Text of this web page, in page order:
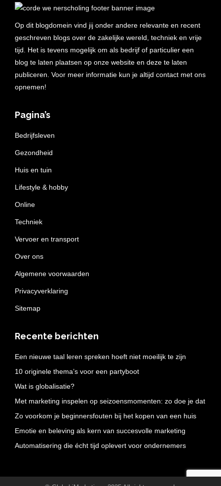
Op dit blogdomein vind jij onder andere relevante en recent
geschreven blogs over de zakelijke wereld, techniek en vrije
tijd. Het is tevens mogelijk om als bedrijf of particulier een
blog te laten plaatsen op onze website en deze te laten
publiceren. Voor meer informatie kun je altijd contact met ons
opnemen!
Pagina’s
Bedrijfsleven
Gezondheid
Huis en tuin
Lifestyle & hobby
Online
Techniek
Vervoer en transport
Over ons
Algemene voorwaarden
Privacyverklaring
Sitemap
Recente berichten
Een nieuwe taal leren spreken hoeft niet moeilijk te zijn
10 originele thema’s voor een partyboot
Wat is globalisatie?
Met marketing inspelen op seizoensmomenten: zo doe je dat
Zo voorkom je beginnersfouten bij het kopen van een huis
Emotie en beleving als kern van succesvolle marketing
Automatisering die écht tijd oplevert voor ondernemers